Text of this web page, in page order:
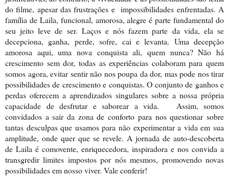
do filme, apesar das frustrações e impossibilidades enfrentadas. A
família de Laila, funcional, amorosa, alegre é parte fundamental do
seu jeito leve de ser. Laços e nós fazem parte da vida, ela se
decepciona, ganha, perde, sofre, cai e levanta. Uma decepção
amorosa aqui, uma nova conquista ali, quem nunca? Não há
crescimento sem dor, todas as experiências colaboram para quem
somos agora, evitar sentir não nos poupa da dor, mas pode nos tirar
possibilidades de crescimento e conquistas. O conjunto de ganhos e
perdas oferecem a aprendizados singulares sobre a nossa própria
capacidade de desfrutar e saborear a vida. Assim, somos
convidados a sair da zona de conforto para nos questionar sobre
tantas desculpas que usamos para não experimentar a vida em sua
amplitude, onde quer que se revele. A jornada de auto-descoberta
de Laila é comovente, enriquecedora, inspiradora e nos convida a
transgredir limites impostos por nós mesmos, promovendo novas
possibilidades em nosso viver. Vale conferir!